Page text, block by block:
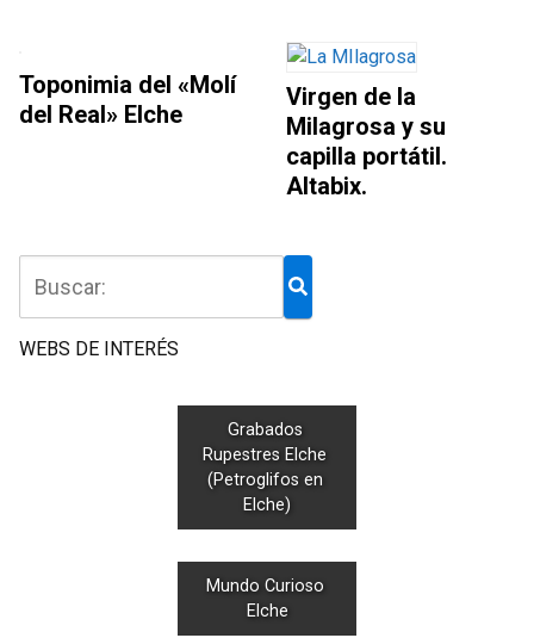
Toponimia del «Molí
del Real» Elche
Virgen de la
Milagrosa y su
capilla portátil.
Altabix.
WEBS DE INTERÉS
Grabados
Rupestres Elche
(Petroglifos en
Elche)
Mundo Curioso
Elche